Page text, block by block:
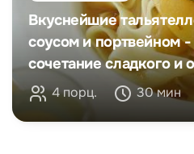
Вкуснейшие
соусом и портвейном
сочетание сладкого и
4 порц. 30 мин